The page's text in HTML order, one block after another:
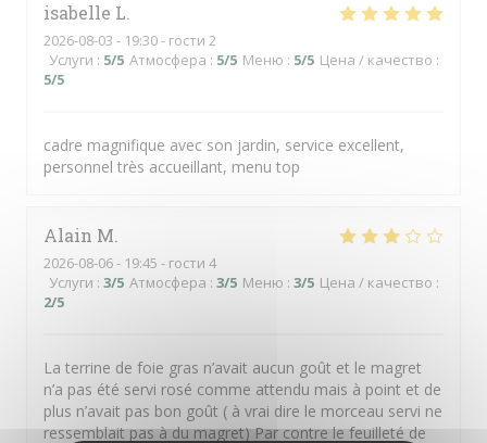
isabelle L
2026-08-03 - 19:30 - гости 2
Услуги : 5/5 Атмосфера : 5/5 Меню : 5/5 Цена / качество :
5/5
cadre magnifique avec son jardin, service excellent,
personnel très accueillant, menu top
Alain M
2026-08-06- 19:45 - гости 4
Услуги : 3/5 Атмосфера : 3/5 Меню : 3/5 Цена / качество :
2/5
La terrine de foie gras n’avait aucun goût et le magret
n’a pas été servi rosé comme attendu mais à point et de
plus n’avait pas bon goût ( à vrai dire le morceau servi ne
ressemblait pas à du magret) Par contre le feuilleté de